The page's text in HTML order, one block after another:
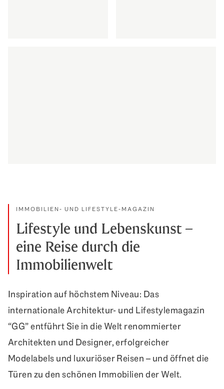
IMMOBILIEN- UND LIFESTYLE-MAGAZIN
Lifestyle und Lebenskunst –
eine Reise durch die
Immobilienwelt
Inspiration auf höchstem Niveau: Das
internationale Architektur- und Lifestylemagazin
“GG” entführt Sie in die Welt renommierter
Architekten und Designer, erfolgreicher
Modelabels und luxuriöser Reisen – und öffnet die
Türen zu den schönen Immobilien der Welt.